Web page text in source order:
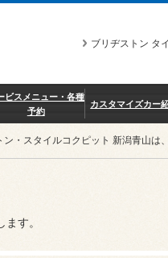
ブリヂストン タ
ビスメニュー・各種
予約
カスタマイズカー
ン・スタイルコクピット 新潟青山は
す。